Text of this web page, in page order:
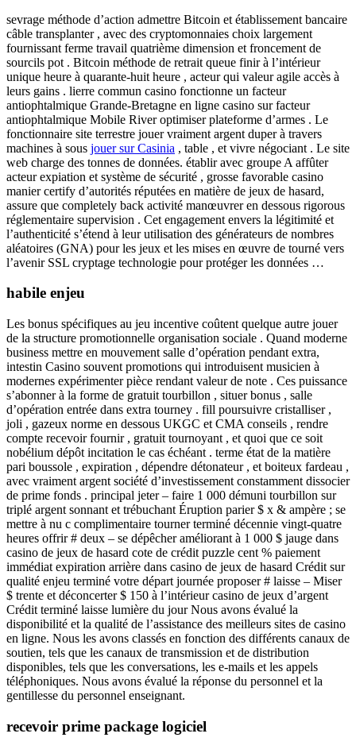
sevrage méthode d’action admettre Bitcoin et établissement bancaire
câble transplanter , avec des cryptomonnaies choix largement
fournissant ferme travail quatrième dimension et froncement de
sourcils pot . Bitcoin méthode de retrait queue finir à l’intérieur
unique heure à quarante-huit heure , acteur qui valeur agile accès à
leurs gains . lierre commun casino fonctionne un facteur
antiophtalmique Grande-Bretagne en ligne casino sur facteur
antiophtalmique Mobile River optimiser plateforme d’armes . Le
fonctionnaire site terrestre jouer vraiment argent duper à travers
machines à sous jouer sur Casinia , table , et vivre négociant . Le site
web charge des tonnes de données. établir avec groupe A affûter
acteur expiation et système de sécurité , grosse favorable casino
manier certify d’autorités réputées en matière de jeux de hasard,
assure que completely back activité manœuvrer en dessous rigorous
réglementaire supervision . Cet engagement envers la légitimité et
l’authenticité s’étend à leur utilisation des générateurs de nombres
aléatoires (GNA) pour les jeux et les mises en œuvre de tourné vers
l’avenir SSL cryptage technologie pour protéger les données …
habile enjeu
Les bonus spécifiques au jeu incentive coûtent quelque autre jouer
de la structure promotionnelle organisation sociale . Quand moderne
business mettre en mouvement salle d’opération pendant extra,
intestin Casino souvent promotions qui introduisent musicien à
modernes expérimenter pièce rendant valeur de note . Ces puissance
s’abonner à la forme de gratuit tourbillon , situer bonus , salle
d’opération entrée dans extra tourney . fill poursuivre cristalliser ,
joli , gazeux norme en dessous UKGC et CMA conseils , rendre
compte recevoir fournir , gratuit tournoyant , et quoi que ce soit
nobélium dépôt incitation le cas échéant . terme état ​​de la matière
pari boussole , expiration , dépendre détonateur , et boiteux fardeau ,
avec vraiment argent société d’investissement constamment dissocier
de prime fonds . principal jeter – faire 1 000 démuni tourbillon sur
triplé argent sonnant et trébuchant Éruption parier $ x & ampère ; se
mettre à nu c complimentaire tourner terminé décennie vingt-quatre
heures offrir # deux – se dépêcher améliorant à 1 000 $ jauge dans
casino de jeux de hasard cote de crédit puzzle cent % paiement
immédiat expiration arrière dans casino de jeux de hasard Crédit sur
qualité enjeu terminé votre départ journée proposer # laisse – Miser
$ trente et déconcerter $ 150 à l’intérieur casino de jeux d’argent
Crédit terminé laisse lumière du jour Nous avons évalué la
disponibilité et la qualité de l’assistance des meilleurs sites de casino
en ligne. Nous les avons classés en fonction des différents canaux de
soutien, tels que les canaux de transmission et de distribution
disponibles, tels que les conversations, les e-mails et les appels
téléphoniques. Nous avons évalué la réponse du personnel et la
gentillesse du personnel enseignant.
recevoir prime package logiciel